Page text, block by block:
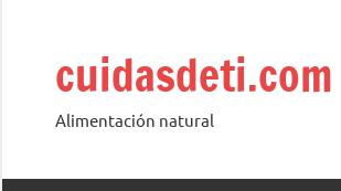
contenidocuidasdeti.com
Alimentación natural